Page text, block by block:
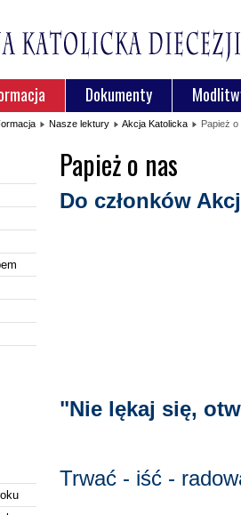
Dokumenty
Nasze lektury Akcja Katolicka Papież o
Papież o nas
Do członków
"Nie lękaj się,
Trwać - iść -